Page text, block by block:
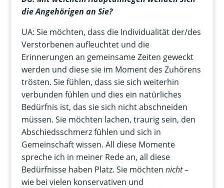
die Angehörigen an Sie?
UA: Sie möchten, dass die Individualität der/des
Verstorbenen aufleuchtet und die
Erinnerungen an gemeinsame Zeiten geweckt
werden und diese sie im Moment des Zuhörens
trösten. Sie fühlen, dass sie sich weiterhin
verbunden fühlen und dies ein natürliches
Bedürfnis ist, das sie sich nicht abschneiden
müssen. Sie möchten lachen, traurig sein, den
Abschiedsschmerz fühlen und sich in
Gemeinschaft wissen. All diese Momente
spreche ich in meiner Rede an, all diese
Bedürfnisse haben Platz. Sie möchten nicht–
wie bei vielen konservativen und